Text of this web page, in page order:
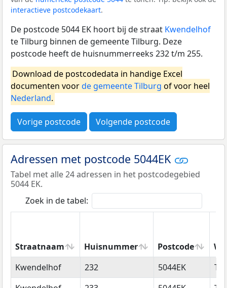
interactieve postcodekaart.
De postcode 5044 EK hoort bij de straat Kwendelhof
te Tilburg binnen de gemeente Tilburg. Deze
postcode heeft de huisnummerreeks 232 t/m 255.
Download de postcodedata in handige Excel
documenten voorde gemeente Tilburg of voor heel
Nederland.
Vorige postcode Volgende postcode
Adressen met postcode 5044EK
Tabel met alle 24 adressen in het postcodegebied
5044 EK.
Zoek in de tabel:
Straatnaam Huisnummer Postcode
Straatnaam
Huisnummer Postcode
Kwendelhof 232 5044EK